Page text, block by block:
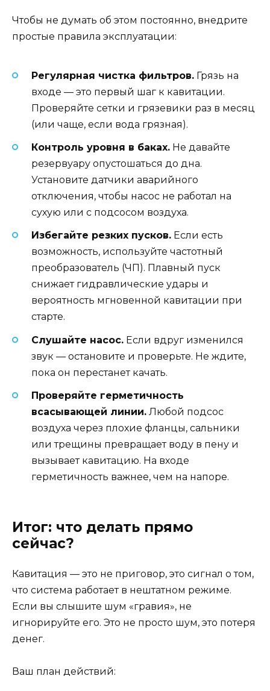
Чтобы не думать об этом постоянно, внедрите
простые правила эксплуатации:
Регулярная чистка фильтров. Грязь на
входе — это первый шаг к кавитации.
Проверяйте сетки и грязевики раз в месяц
(или чаще, если вода грязная).
Контроль уровня в баках. Не давайте
резервуару опустошаться до дна.
Установите датчики аварийного
отключения, чтобы насос не работал на
сухую или с подсосом воздуха.
Избегайте резких пусков. Если есть
возможность, используйте частотный
преобразователь (ЧП). Плавный пуск
снижает гидравлические удары и
вероятность мгновенной кавитации при
старте.
Слушайте насос. Если вдруг изменился
звук — остановите и проверьте. Не ждите,
пока он перестанет качать.
Проверяйте герметичность
всасывающей линии. Любой подсос
воздуха через плохие фланцы, сальники
или трещины превращает воду в пену и
вызывает кавитацию. На входе
герметичность важнее, чем на напоре.
Итог: что делать прямо
сейчас?
Кавитация — это не приговор, это сигнал о том,
что система работает в нештатном режиме.
Если вы слышите шум «гравия», не
игнорируйте его. Это не просто шум, это потеря
денег.
Ваш план действий: